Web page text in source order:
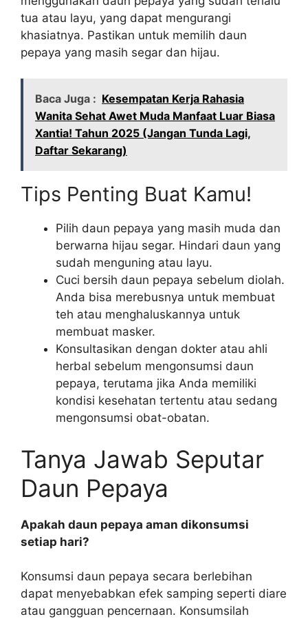
tua atau layu, yang dapat mengurangi
khasiatnya. Pastikan untuk memilih daun
pepaya yang masih segar dan hijau.
Baca Juga : Kesempatan Kerja Rahasia
Wanita Sehat Awet Muda Manfaat Luar Biasa
Xantia! Tahun 2025 (Jangan Tunda Lagi,
Daftar Sekarang)
Tips Penting Buat Kamu!
Pilih daun pepaya yang masih muda dan
berwarna hijau segar. Hindari daun yang
sudah menguning atau layu.
Cuci bersih daun pepaya sebelum diolah.
Anda bisa merebusnya untuk membuat
teh atau menghaluskannya untuk
membuat masker.
Konsultasikan dengan dokter atau ahli
herbal sebelum mengonsumsi daun
pepaya, terutama jika Anda memiliki
kondisi kesehatan tertentu atau sedang
mengonsumsi obat-obatan.
Tanya Jawab Seputar
Daun Pepaya
Apakah daun pepaya aman dikonsumsi
setiap hari?
Konsumsi daun pepaya secara berlebihan
dapat menyebabkan efek samping seperti diare
atau gangguan pencernaan. Konsumsilah